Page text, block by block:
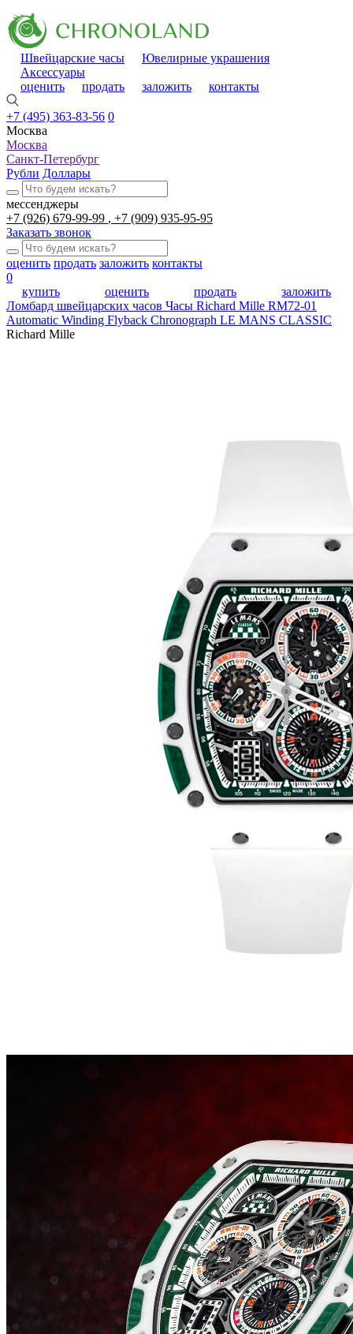
Швейцарские часы
Ювелирные украшения
Аксессуары
оценить
продать заложить контакты
+7 (495) 363-83-56 0
Москва
Москва
Санкт-Петербург
Рубли Доллары
мессенджеры
+7 (926) 679-99-99
+7 (909) 935-95-95
Заказать звонок
оценить продать заложить контакты
0
купить
оценить продать
заложить
Ломбард швейцарских часов Часы Richard Mille RM72-01
Automatic Winding Flyback Chronograph LE MANS CLASSIC
Richard Mille